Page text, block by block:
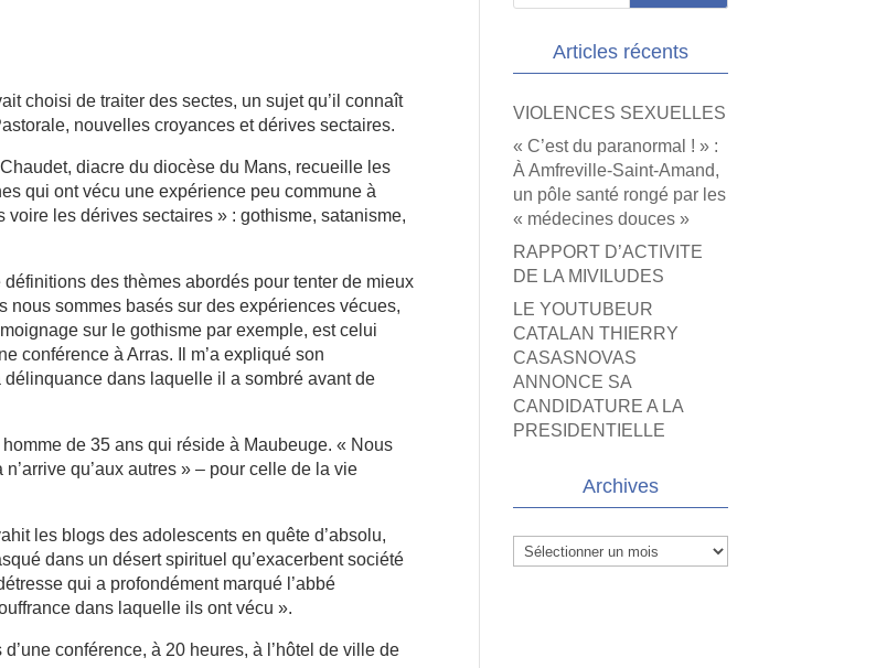
choisi de traiter des sectes, un sujet qu’il connaît
nouvelles croyances et dérives sectaires.
diacre du diocèse du Mans, recueille les
qui ont vécu une expérience peu commune à
les dérives sectaires » : gothisme, satanisme,
des thèmes abordés pour tenter de mieux
sommes basés sur des expériences vécues,
sur le gothisme par exemple, est celui
conférence à Arras. Il m’a expliqué son
dans laquelle il a sombré avant de
de 35 ans qui réside à Maubeuge. « Nous
qu’aux autres » – pour celle de la vie
les blogs des adolescents en quête d’absolu,
dans un désert spirituel qu’exacerbent société
qui a profondément marqué l’abbé
dans laquelle ils ont vécu ».
conférence, à 20 heures, à l’hôtel de ville de
Articles récents
VIOLENCES SEXUELLES
« C’est du paranormal ! » :
À Amfreville-Saint-Amand,
un pôle santé rongé par les
« médecines douces »
RAPPORT D’ACTIVITE
DE LA MIVILUDES
LE YOUTUBEUR
CATALAN THIERRY
CASASNOVAS
ANNONCE SA
CANDIDATURE A LA
PRESIDENTIELLE
Archives
Archives